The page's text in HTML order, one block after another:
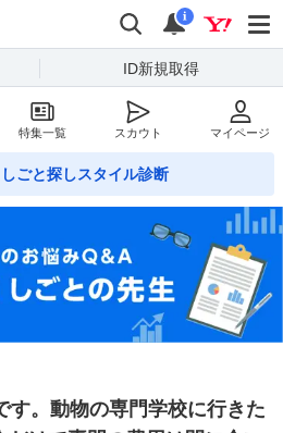
しごとカタログ
検索
通知
i
ID新規取得
特集一覧 スカウト マイページ
ごと探しスタイル診断
す。動物の専門学校に行きた